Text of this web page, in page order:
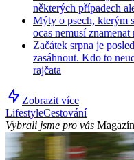
některých případech
Mýty o psech, kterým
ocas nemusí znamenat
Začátek srpna je
zasáhnout. Kdo to
rajčata
Zobrazit více
LifestyleCestování
Vybrali jsme pro vás